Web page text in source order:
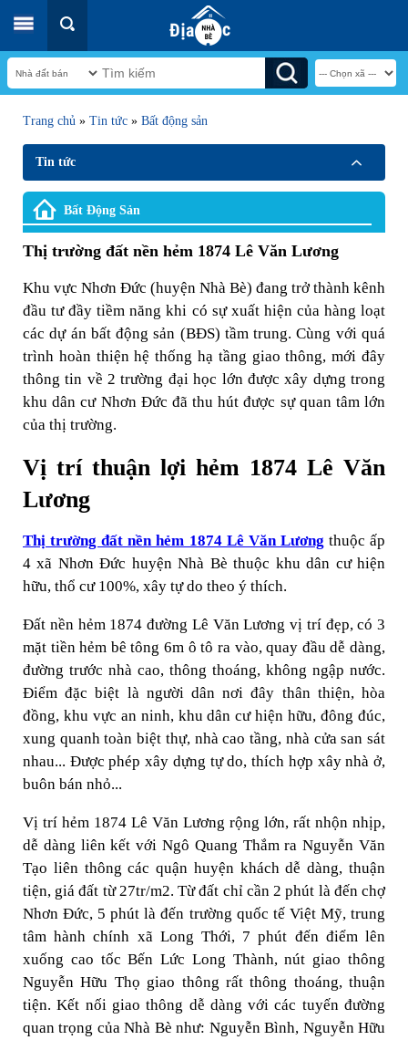
Trang chủ » Tin tức » Bất động sản
Tin tức
Bất Động Sản
Thị trường đất nền hẻm 1874 Lê Văn Lương
Khu vực Nhơn Đức (huyện Nhà Bè) đang trở thành kênh
đầu tư đầy tiềm năng khi có sự xuất hiện của hàng loạt
các dự án bất động sản (BĐS) tầm trung. Cùng với quá
trình hoàn thiện hệ thống hạ tầng giao thông, mới đây
thông tin về 2 trường đại học lớn được xây dựng trong
khu dân cư Nhơn Đức đã thu hút được sự quan tâm lớn
của thị trường.
Vị trí thuận lợi hẻm 1874 Lê Văn
Lương
Thị trường đất nền hẻm 1874 Lê Văn Lương thuộc ấp
4 xã Nhơn Đức huyện Nhà Bè thuộc khu dân cư hiện
hữu, thổ cư 100%, xây tự do theo ý thích.
Đất nền hẻm 1874 đường Lê Văn Lương vị trí đẹp, có 3
mặt tiền hẻm bê tông 6m ô tô ra vào, quay đầu dễ dàng,
đường trước nhà cao, thông thoáng, không ngập nước.
Điểm đặc biệt là người dân nơi đây thân thiện, hòa
đồng, khu vực an ninh, khu dân cư hiện hữu, đông đúc,
xung quanh toàn biệt thự, nhà cao tầng, nhà cửa san sát
nhau... Được phép xây dựng tự do, thích hợp xây nhà ở,
buôn bán nhỏ...
Vị trí hẻm 1874 Lê Văn Lương rộng lớn, rất nhộn nhịp,
dễ dàng liên kết với Ngô Quang Thắm ra Nguyễn Văn
Tạo liên thông các quận huyện khách dễ dàng, thuận
tiện, giá đất từ 27tr/m2. Từ đất chỉ cần 2 phút là đến chợ
Nhơn Đức, 5 phút là đến trường quốc tế Việt Mỹ, trung
tâm hành chính xã Long Thới, 7 phút đến điểm lên
xuống cao tốc Bến Lức Long Thành, nút giao thông
Nguyễn Hữu Thọ giao thông rất thông thoáng, thuận
tiện. Kết nối giao thông dễ dàng với các tuyến đường
quan trọng của Nhà Bè như: Nguyễn Bình, Nguyễn Hữu